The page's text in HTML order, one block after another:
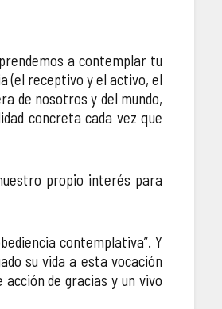
a contemplar tu
(el receptivo y el activo, el
de nosotros y del mundo,
concreta cada vez que
propio interés para
contemplativa”. Y
su vida a esta vocación
de gracias y un vivo